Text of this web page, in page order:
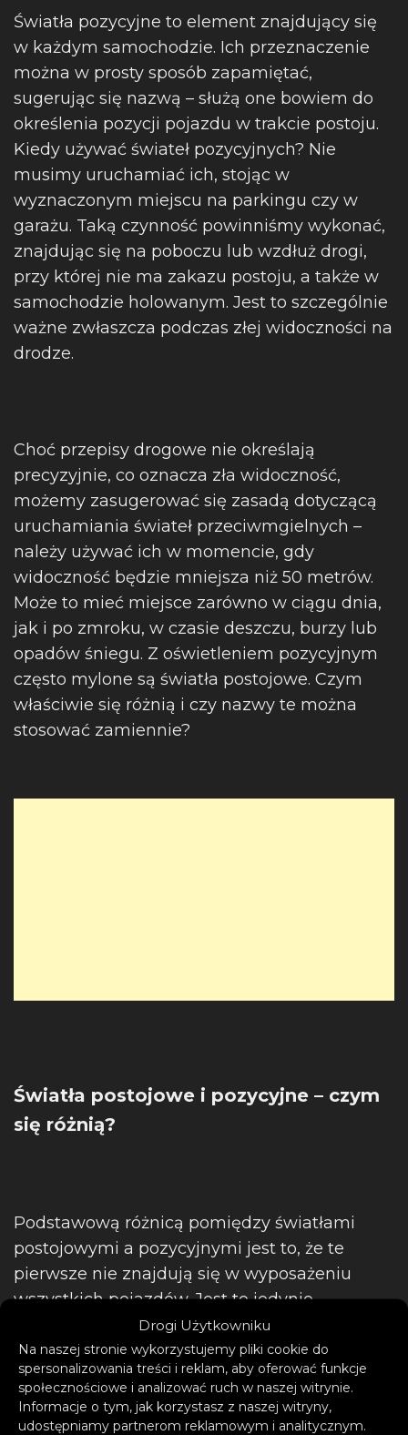
Drogi Użytkowniku
Na naszej stronie wykorzystujemy pliki cookie do
spersonalizowania treści i reklam, aby oferować funkcje
społecznościowe i analizować ruch w naszej witrynie.
Informacje o tym, jak korzystasz z naszej witryny,
udostępniamy partnerom reklamowym i analitycznym.
Światła pozycyjne to element znajdujący się
w każdym samochodzie. Ich przeznaczenie
można w prosty sposób zapamiętać,
sugerując się nazwą – służą one bowiem do
określenia pozycji pojazdu w trakcie postoju.
Kiedy używać świateł pozycyjnych? Nie
musimy uruchamiać ich, stojąc w
wyznaczonym miejscu na parkingu czy w
garażu. Taką czynność powinniśmy wykonać,
znajdując się na poboczu lub wzdłuż drogi,
przy której nie ma zakazu postoju, a także w
samochodzie holowanym. Jest to szczególnie
ważne zwłaszcza podczas złej widoczności na
drodze.
Choć przepisy drogowe nie określają
precyzyjnie, co oznacza zła widoczność,
możemy zasugerować się zasadą dotyczącą
uruchamiania świateł przeciwmgielnych –
należy używać ich w momencie, gdy
widoczność będzie mniejsza niż 50 metrów.
Może to mieć miejsce zarówno w ciągu dnia,
jak i po zmroku, w czasie deszczu, burzy lub
opadów śniegu. Z oświetleniem pozycyjnym
często mylone są światła postojowe. Czym
właściwie się różnią i czy nazwy te można
stosować zamiennie?
Światła postojowe i pozycyjne – czym
się różnią?
Podstawową różnicą pomiędzy światłami
postojowymi a pozycyjnymi jest to, że te
pierwsze nie znajdują się w wyposażeniu
wszystkich pojazdów. Jest to jedynie
dodatkowy typ oświetlenia wprowadzony
przez producentów w niektórych
samochodach.
Światła postojowe można uruchamiać na